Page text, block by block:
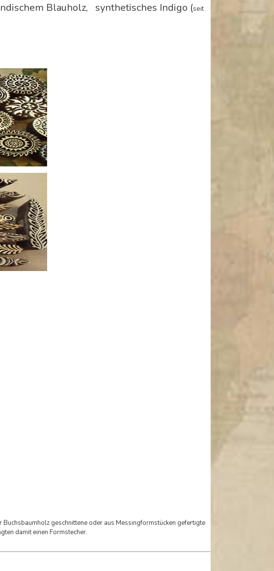
Blauholz, synthetisches Indigo (seit
geschnittene oder aus Messingformstücken gefertigte
damit einen Formstecher.